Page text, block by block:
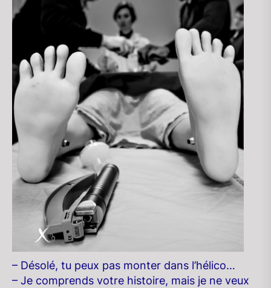
– Désolé, tu peux pas monter dans l’hélico…
– Je comprends votre histoire, mais je ne veux